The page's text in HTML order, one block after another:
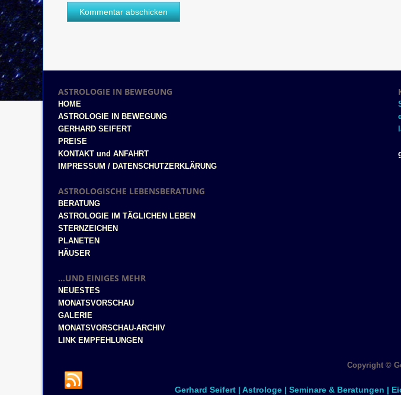
ASTROLOGIE IN BEWEGUNG
HOME
ASTROLOGIE IN BEWEGUNG
GERHARD SEIFERT
PREISE
KONTAKT und ANFAHRT
IMPRESSUM / DATENSCHUTZERKLÄRUNG
ASTROLOGISCHE LEBENSBERATUNG
BERATUNG
ASTROLOGIE IM TÄGLICHEN LEBEN
STERNZEICHEN
PLANETEN
HÄUSER
...UND EINIGES MEHR
NEUESTES
MONATSVORSCHAU
GALERIE
MONATSVORSCHAU-ARCHIV
LINK EMPFEHLUNGEN
Copyright ©
Gerhard Seifert | Astrologe | Seminare & Beratungen |